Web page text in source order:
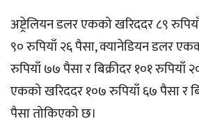
अष्ट्रेलियन डलर एकको खरिददर ८९
९० रुपियाँ २६ पैसा, क्यानेडियन डलर
रुपियाँ ७७ पैसा र बिक्रीदर १०१ रुपियाँ
एकको खरिददर १०७ रुपियाँ ६७ पैसा र
पैसा तोकिएको छ।